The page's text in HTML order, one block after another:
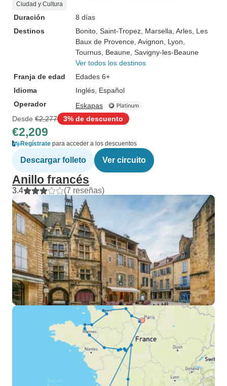
Ciudad y Cultura
Duración
8 días
Destinos
Bonito , Saint-Tropez , Marsella , Arles , Les
Baux de Provence , Avignon , Lyon
Tournus , Beaune , Savigny-les-Beaune
Ver todos los destinos
Franja de edad
Edades 6+
Idioma
Inglés, Español
Operador
Eskapas
Desde €2,277 3% de descuento
€2,209
Regístrate para acceder a los descuentos
Descargar folleto Ver circuito
Anillo francés
3.4 (7 reseñas)